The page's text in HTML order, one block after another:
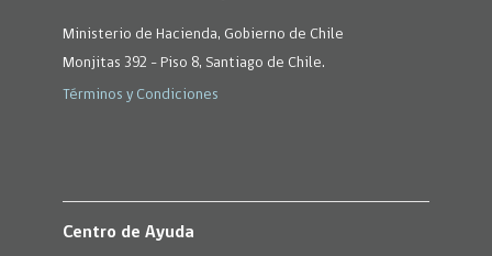
Ministerio de Hacienda, Gobierno de Chile
Monjitas 392 - Piso 8, Santiago de Chile.
Términos y Condiciones
Centro de Ayuda